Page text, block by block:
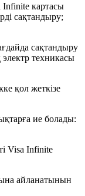
Infinite картасы
сақтандыру;
сақтандыру
техникасы
қол жеткізе
ие болады:
Visa Infinite
айланатынын